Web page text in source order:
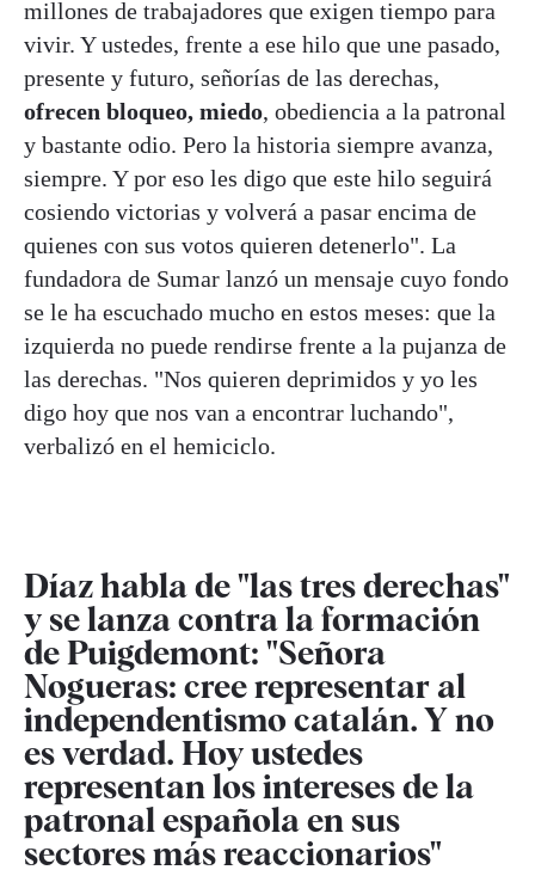
millones de trabajadores que exigen tiempo para
vivir. Y ustedes, frente a ese hilo que une pasado,
presente y futuro, señorías de las derechas,
ofrecen bloqueo, miedo, obediencia a la patronal
y bastante odio. Pero la historia siempre avanza,
siempre. Y por eso les digo que este hilo seguirá
cosiendo victorias y volverá a pasar encima de
quienes con sus votos quieren detenerlo". La
fundadora de Sumar lanzó un mensaje cuyo fondo
se le ha escuchado mucho en estos meses: que la
izquierda no puede rendirse frente a la pujanza de
las derechas. "Nos quieren deprimidos y yo les
digo hoy que nos van a encontrar luchando",
verbalizó en el hemiciclo.
Díaz habla de "las tres derechas"
y se lanza contra la formación
de Puigdemont: "Señora
Nogueras: cree representar al
independentismo catalán. Y no
es verdad. Hoy ustedes
representan los intereses de la
patronal española en sus
sectores más reaccionarios"